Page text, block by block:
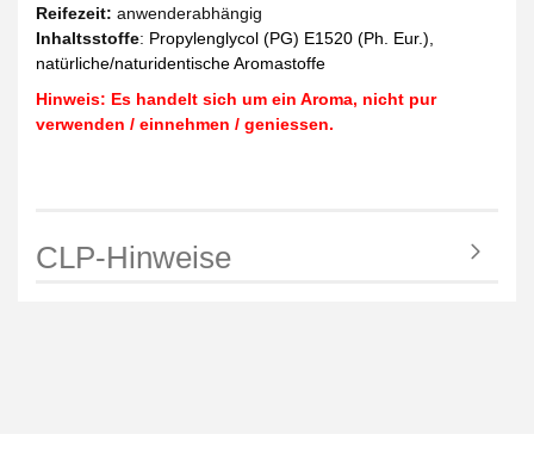
Reifezeit: anwenderabhängig
Inhaltsstoffe: Propylenglycol (PG) E1520 (Ph. Eur.),
natürliche/naturidentische Aromastoffe
Hinweis: Es handelt sich um ein Aroma, nicht pur
verwenden / einnehmen / geniessen.
CLP-Hinweise